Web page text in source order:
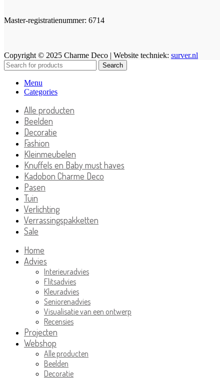
Master-registratienummer: 6714
Copyright © 2025 Charme Deco | Website techniek: surver.nl
Search
Menu
Categories
Alle producten
Beelden
Decoratie
Fashion
Kleinmeubelen
Knuffels en Baby must haves
Kadobon Charme Deco
Pasen
Tuin
Verlichting
Verrassingspakketten
Sale
Home
Advies
Interieuradvies
Flitsadvies
Kleuradvies
Seniorenadvies
Visualisatie van een ontwerp
Recensies
Projecten
Webshop
Alle producten
Beelden
Decoratie